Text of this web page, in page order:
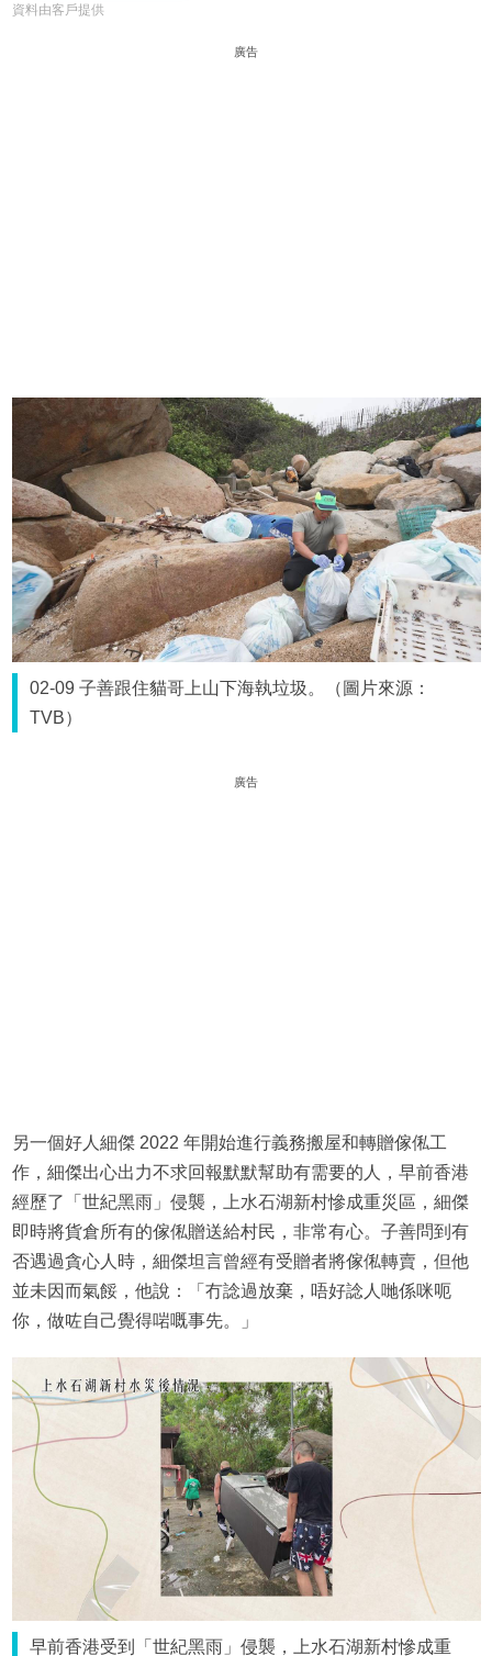
資料由客戶提供
廣告
02-09 子善跟住貓哥上山下海執垃圾。（圖片來源：
TVB）
廣告
另一個好人細傑 2022 年開始進行義務搬屋和轉贈傢俬工
作，細傑出心出力不求回報默默幫助有需要的人，早前香港
經歷了「世紀黑雨」侵襲，上水石湖新村慘成重災區，細傑
即時將貨倉所有的傢俬贈送給村民，非常有心。子善問到有
否遇過貪心人時，細傑坦言曾經有受贈者將傢俬轉賣，但他
並未因而氣餒，他說：「冇諗過放棄，唔好諗人哋係咪呃
你，做咗自己覺得啱嘅事先。」
早前香港受到「世紀黑雨」侵襲，上水石湖新村慘成重